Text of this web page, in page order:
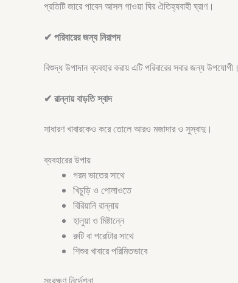
প্রতিটি জারে পাবেন আসল গাওয়া ঘির ঐতিহ্যবাহী ঘ্রাণ।
✔ পরিবারের জন্য নিরাপদ
বিশুদ্ধ উপাদান ব্যবহার করায় এটি পরিবারের সবার জন্য উপযোগী।
✔ রান্নায় বাড়তি স্বাদ
সাধারণ খাবারকেও করে তোলে আরও মজাদার ও সুস্বাদু।
ব্যবহারের উপায়
গরম ভাতের সাথে
খিচুড়ি ও পোলাওতে
বিরিয়ানি রান্নায়
হালুয়া ও মিষ্টান্নে
রুটি বা পরোটার সাথে
শিশুর খাবারে পরিমিতভাবে